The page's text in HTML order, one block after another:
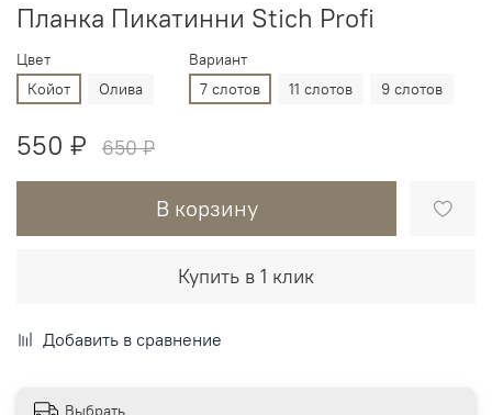
Планка Пикатинни Stich Profi
Цвет
Койот
Олива
Вариант
7 слотов
11 слотов 9 слотов
550 ₽ 650 ₽
В корзину
Купить в 1 клик
Добавить в сравнение
Выбрать